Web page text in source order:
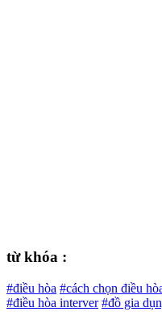
từ khóa :
#điều hòa #cách chọn điều
#điều hòa interver #đồ gia